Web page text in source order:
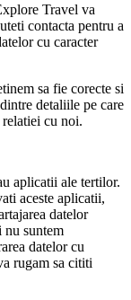
Travel va
contacta pentru a
cu caracter
sa fie corecte si
detaliile pe care
cu noi.
aplicatii ale tertilor.
aceste aplicatii,
datelor
nu suntem
datelor cu
rugam sa cititi